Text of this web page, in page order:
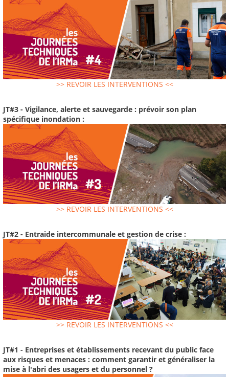
>> REVOIR LES INTERVENTIONS <<
JT#3 - Vigilance, alerte et sauvegarde : prévoir son plan
spécifique inondation :
>> REVOIR LES INTERVENTIONS <<
JT#2 - Entraide intercommunale et gestion de crise :
>> REVOIR LES INTERVENTIONS <<
JT#1 - Entreprises et établissements recevant du public face
aux risques et menaces : comment garantir et généraliser la
mise à l'abri des usagers et du personnel ?